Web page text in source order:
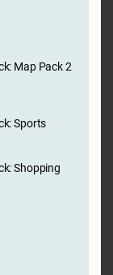
Map Pack 2
Sports
Shopping